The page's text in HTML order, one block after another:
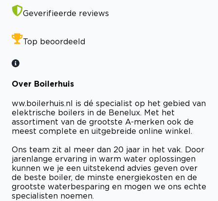
Geverifieerde reviews
Top beoordeeld
Over Boilerhuis
ww.boilerhuis.nl is dé specialist op het gebied van
elektrische boilers in de Benelux. Met het
assortiment van de grootste A-merken ook de
meest complete en uitgebreide online winkel.
Ons team zit al meer dan 20 jaar in het vak. Door
jarenlange ervaring in warm water oplossingen
kunnen we je een uitstekend advies geven over
de beste boiler, de minste energiekosten en de
grootste waterbesparing en mogen we ons echte
specialisten noemen.